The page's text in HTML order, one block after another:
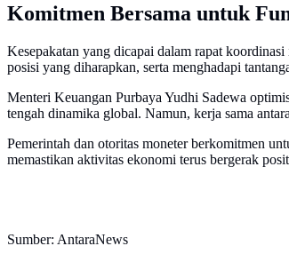
Komitmen Bersama untuk
Kesepakatan yang dicapai dalam rapat
posisi yang diharapkan, serta menghadapi
Menteri Keuangan Purbaya Yudhi Sadewa
tengah dinamika global. Namun, kerja sama
Pemerintah dan otoritas moneter berkomitmen
memastikan aktivitas ekonomi terus bergerak
Sumber: AntaraNews